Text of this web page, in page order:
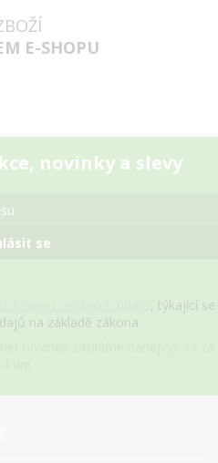
E-SHOPU
novinky a slevy
se
, týkající se
na základě zákona